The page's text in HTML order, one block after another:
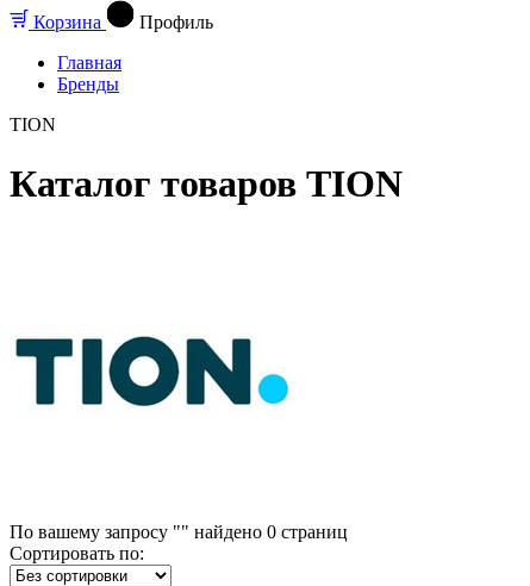
Корзина
Профиль
Главная
Бренды
TION
Каталог товаров TION
По вашему запросу "" найдено 0 страниц
Сортировать по: